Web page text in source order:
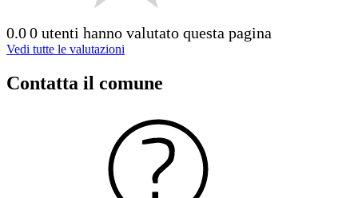
0.00 utenti hanno valutato questa pagina
Vedi tutte le valutazioni
Contatta il comune